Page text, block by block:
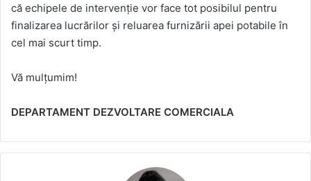
că echipele de intervenție vor face tot posibilul pentru
finalizarea lucrărilor și reluarea furnizării apei potabile în
cel mai scurt timp.
Vă mulțumim!
DEPARTAMENT DEZVOLTARE COMERCIALA